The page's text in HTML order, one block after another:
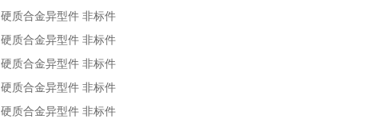
硬质合金异型件 非标件
硬质合金异型件 非标件
硬质合金异型件 非标件
硬质合金异型件 非标件
硬质合金异型件 非标件